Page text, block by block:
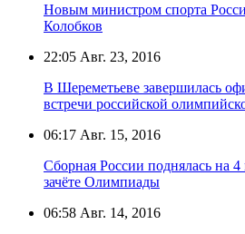
Новым министром спорта
Колобков
22:05 Авг. 23, 2016
В Шереметьеве завершилась
встречи российской
06:17 Авг. 15, 2016
Сборная России поднялась на
зачёте Олимпиады
06:58 Авг. 14, 2016